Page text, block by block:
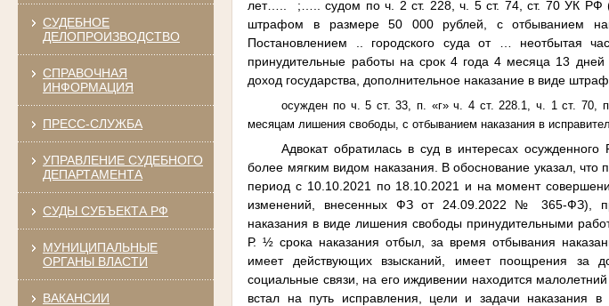
СУДЕБНОЕ
ДЕЛОПРОИЗВОДСТВО
СПРАВОЧНАЯ
ИНФОРМАЦИЯ
ПРЕСС-СЛУЖБА
УПРАВЛЕНИЕ СУДЕБНОГО
ДЕПАРТАМЕНТА
СУДЫ СУБЪЕКТА РФ
МУНИЦИПАЛЬНЫЕ
ОРГАНЫ ВЛАСТИ
ВАКАНСИИ
лет….. ;….. судом по ч. 2 ст. 228, ч. 5 ст. 74, ст. 70 УК РФ
штрафом в размере 50 000 рублей, с отбыванием
Постановлением .. городского суда от … неотбытая
принудительные работы на срок 4 года 4 месяца 13
доход государства, дополнительное наказание в виде
осужден по ч. 5 ст. 33, п. «г» ч. 4 ст. 228.1, ч. 1 ст. 70,
месяцам лишения свободы, с отбыванием наказания в
Адвокат обратилась в суд в интересах
более мягким видом наказания. В обоснование указал,
период с 10.10.2021 по 18.10.2021 и на момент
изменений, внесенных ФЗ от 24.09.2022 № 365-ФЗ),
наказания в виде лишения свободы принудительными
Р. ½ срока наказания отбыл, за время отбывания
имеет действующих взысканий, имеет поощрения за
социальные связи, на его иждивении находится
встал на путь исправления, цели и задачи наказания